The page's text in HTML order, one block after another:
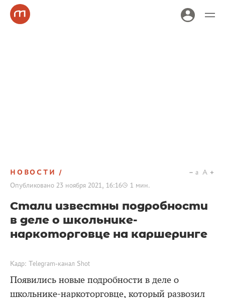
НОВОСТИ
Опубликовано 23 ноября 2021, 16:16 1 мин.
a A
Стали известны подробности
в деле о школьнике-
наркоторговце на каршеринге
Кадр: Telegram-канал Shot
Появились новые подробности в деле о
школьнике-наркоторговце, который развозил